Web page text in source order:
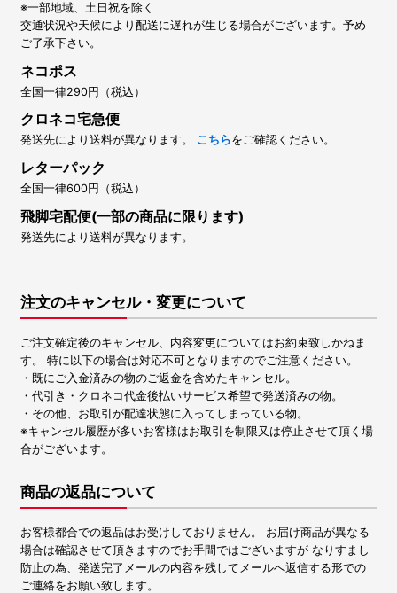
※一部地域、土日祝を除く
交通状況や天候により配送に遅れが生じる場合がございます。予め
ご了承下さい。
ネコポス
全国一律290円（税込）
クロネコ宅急便
発送先により送料が異なります。 こちらをご確認ください。
レターパック
全国一律600円（税込）
飛脚宅配便(一部の商品に限ります)
発送先により送料が異なります。
注文のキャンセル・変更について
ご注文確定後のキャンセル、内容変更についてはお約束致しかねま
す。 特に以下の場合は対応不可となりますのでご注意ください。
・既にご入金済みの物のご返金を含めたキャンセル。
・代引き・クロネコ代金後払いサービス希望で発送済みの物。
・その他、お取引が配達状態に入ってしまっている物。
※キャンセル履歴が多いお客様はお取引を制限又は停止させて頂く場
合がございます。
商品の返品について
お客様都合での返品はお受けしておりません。 お届け商品が異なる
場合は確認させて頂きますのでお手間ではございますが なりすまし
防止の為、発送完了メールの内容を残してメールへ返信する形での
ご連絡をお願い致します。